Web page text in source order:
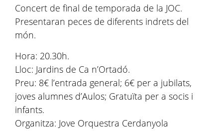
Concert de final de temporada de la JOC.
Presentaran peces de diferents indrets del
món.
Hora: 20.30h.
Lloc: Jardins de Ca n’Ortadó.
Preu: 8€ l’entrada general; 6€ per a jubilats,
joves alumnes d’Aulos; Gratuïta per a socis i
infants.
Organitza: Jove Orquestra Cerdanyola